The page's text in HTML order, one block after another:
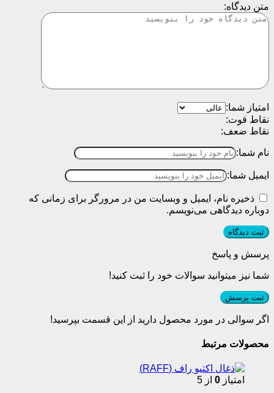
متن دیدگاه:
امتیاز شما:
نقاط قوت:
نقاط ضعف:
نام شما:
ایمیل شما:
ذخیره نام، ایمیل و وبسایت من در مرورگر برای زمانی که
دوباره دیدگاهی می‌نویسم.
پرسش و پاسخ
شما نیز میتوانید سوالات خود را ثبت کنید!
ثبت پرسش
اگر سوالی در مورد محصول دارید از این قسمت بپرسید!
محصولات مرتبط
امتیاز 0 از 5